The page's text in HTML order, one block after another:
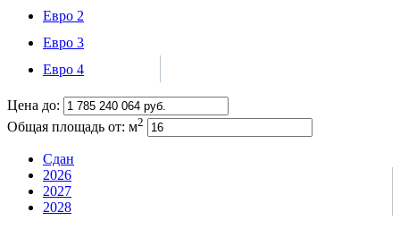
Евро 2
Евро 3
Евро 4
Цена до:
Общая площадь от: м2
Сдан
2026
2027
2028